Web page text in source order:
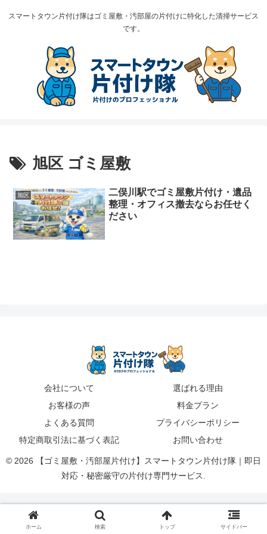
スマートタウン片付け隊はゴミ屋敷・汚部屋の片付けに特化した清掃サービス
です。
旭区 ゴミ屋敷
旭区
二俣川駅でゴミ屋敷片付け・遺品
整理・オフィス撤去ならお任せく
ださい
会社について
選ばれる理由
お客様の声
料金プラン
よくある質問
プライバシーポリシー
特定商取引法に基づく表記
お問い合わせ
© 2026 【ゴミ屋敷・汚部屋片付け】スマートタウン片付け隊｜即日
対応・秘密厳守の片付け専門サービス.
ホーム 検索 トップ サイドバー